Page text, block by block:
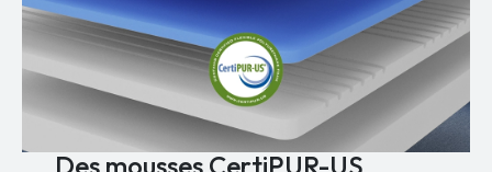
Des mousses CertiPUR-US